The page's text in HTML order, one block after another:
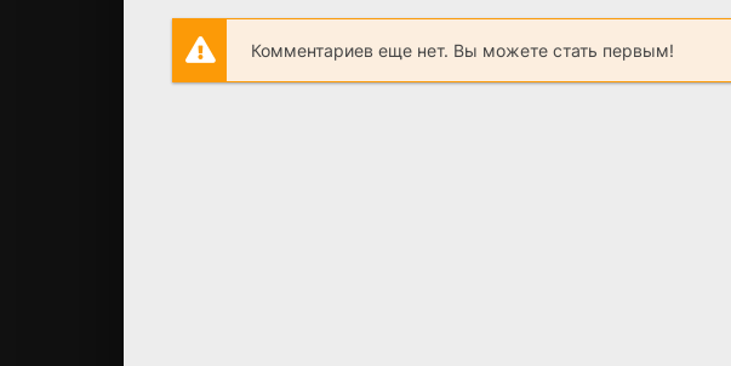
Комментариев еще нет. Вы можете стать первым!